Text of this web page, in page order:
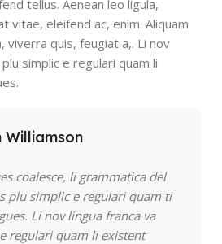
tellus. Aenean leo ligula,
vitae, eleifend ac, enim. Aliquam
viverra quis, feugiat a,. Li nov
simplic e regulari quam li
Williamson
coalesce, li grammatica del
plu simplic e regulari quam ti
Li nov lingua franca va
regulari quam li existent